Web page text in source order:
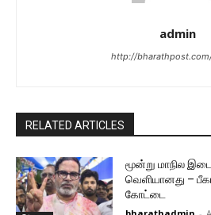
admin
http://
RELATED ARTICLES
மூன்று மாநில
வெளியானது –
கோட்டை